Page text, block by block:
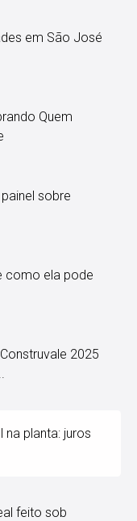
em São José
Quem
sobre
como ela pode
2025
planta: juros
feito sob